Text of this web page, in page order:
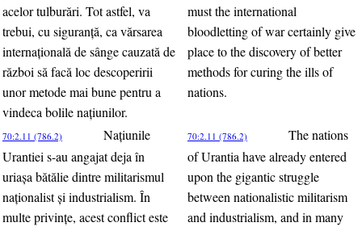
acelor tulburări. Tot astfel, va
trebui, cu siguranţă, ca vărsarea
internaţională de sânge cauzată de
război să facă loc descoperirii
unor metode mai bune pentru a
vindeca bolile naţiunilor.
must the international
bloodletting of war certainly give
place to the discovery of better
methods for curing the ills of
nations.
70:2.11 (786.2)
Naţiunile
Urantiei s-au angajat deja în
uriaşa bătălie dintre militarismul
naţionalist şi industrialism. În
multe privinţe, acest conflict este
70:2.11 (786.2)
The nations
of Urantia have already entered
upon the gigantic struggle
between nationalistic militarism
and industrialism, and in many